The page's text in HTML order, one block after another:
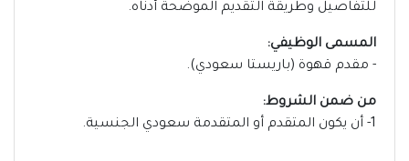
للتفاصيل وطريقة التقديم الموضحة أدناه.
المسمى الوظيفي:
- مقدم قهوة (باريستا سعودي).
من ضمن الشروط:
1- أن يكون المتقدم أو المتقدمة سعودي الجنسية.